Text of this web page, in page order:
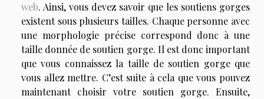
web. Ainsi, vous devez savoir que les soutiens gorges
existent sous plusieurs tailles. Chaque personne avec
une morphologie précise correspond donc à une
taille donnée de soutien gorge. Il est donc important
que vous connaissez la taille de soutien gorge que
vous allez mettre. C’est suite à cela que vous pouvez
maintenant choisir votre soutien gorge. Ensuite,